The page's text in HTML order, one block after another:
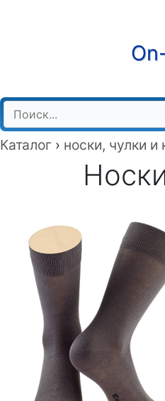
Каталог › носки, чулки и